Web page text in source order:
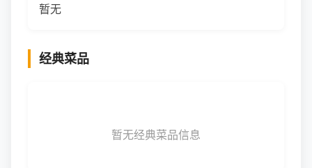
暂无
经典菜品
暂无经典菜品信息